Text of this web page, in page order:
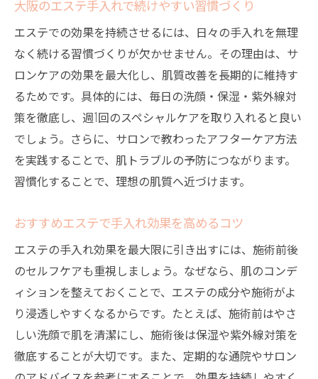
素肌力を引き出すエステメニューの選び方
エステと日々の手入れで叶える理想の素肌
エステならではの肌質改善サポート法
エステ独自の肌質改善サポートの特徴
手入れと併用したエステ施術の効果的な活
用法
肌質改善に強いエステサロンのサポート体
制
大阪のエステが提供する肌管理サポート例
日々の手入れとエステで無理なく肌質改善
大阪でエステを続けるメリットを解説
大阪でエステを続けることで期待できる肌
質改善
エステ通いによる毛穴ケアと手入れの相乗
効果
大阪のエステ手入れで続けやすい習慣づくり
エステでの効果を持続させるには、日々の手入れを無理
なく続ける習慣づくりが欠かせません。その理由は、サ
ロンケアの効果を最大化し、肌質改善を長期的に維持す
るためです。具体的には、毎日の洗顔・保湿・紫外線対
策を徹底し、週1回のスペシャルケアを取り入れると良い
でしょう。さらに、サロンで教わったアフターケア方法
を実践することで、肌トラブルの予防につながります。
習慣化することで、理想の肌質へ近づけます。
おすすめエステで手入れ効果を高めるコツ
エステの手入れ効果を最大限に引き出すには、施術前後
のセルフケアも重視しましょう。なぜなら、肌のコンデ
ィションを整えておくことで、エステの成分や施術がよ
り浸透しやすくなるからです。たとえば、施術前はやさ
しい洗顔で肌を清潔にし、施術後は保湿や紫外線対策を
徹底することが大切です。また、定期的な通院やサロン